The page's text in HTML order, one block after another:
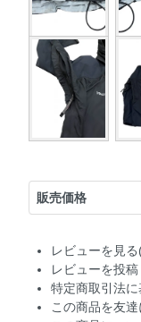
販売価格
レビューを見
レビューを投稿
特定商取引法に
この商品を友達